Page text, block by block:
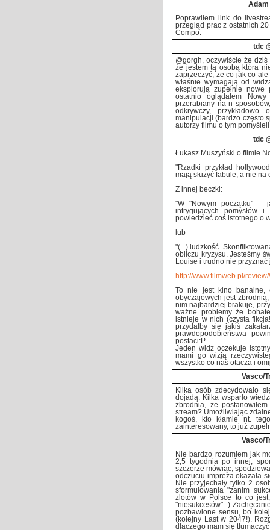
Adam
Poprawiłem link do
przegląd prac z ostatnich
Compo.
tdc
@gorgh, oczywiście że
że jestem tą osobą która
zaprzeczyć, że co jak co
właśnie wymagają od
eksplorują zupełnie
ostatnio oglądałem
przerabiany na n
odkrywczy,
manipulacji (bardzo często
autorzy filmu o tym
tdc
Łukasz Muszyński o filmie
"Rzadki przykład
mają służyć fabule, a nie na
Z innej beczki:
"W "Nowym początku" –
intrygujących pomysłów
powiedzieć coś istotnego o
lub
"(...) ludzkość.
obliczu kryzysu. Jesteśmy
Louise i trudno nie przyznać
http://www.filmweb.pl/
To nie jest kino banalne,
obyczajowych jest
nim najbardziej brakuje,
ważne problemy że
istnieje w nich (czysta
przydałby się jakiś
prawdopodobieństwa
postaci:P
Jeden widz oczekuje
mami go wizją
wszystko co nas otacza i
Vasco/
Kilka osób zdecydowało
dojadą. Kilka wsparło
zbrodnia, że
stream? Umożliwiając
kogoś, kto kłamie nt.
zainteresowany, to już
Vasco/
Nie bardzo rozumiem jak
2,5 tygodnia po innej,
szczerze mówiąc,
odczuciu impreza okazała
Nie przyjechały tylko 2
sformułowania "zanim
zlotów w Polsce to co
"niesukcesów" :)
pozbawione sensu, bo
(kolejny Last w 2047!).
dlaczego mam się